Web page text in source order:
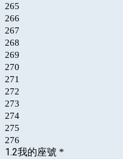
265
266
267
268
269
270
271
272
273
274
275
276
1.2我的座號 *